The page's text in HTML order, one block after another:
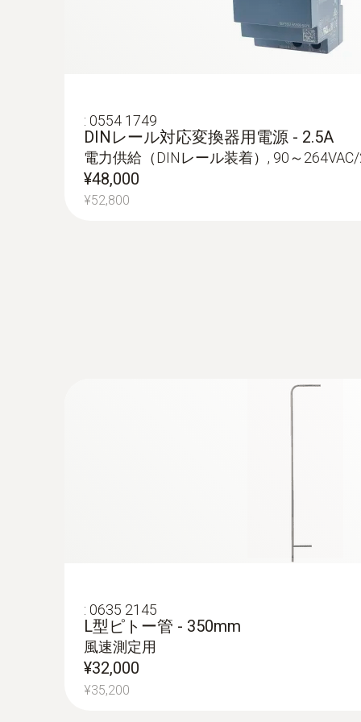
: 0554 1749
DINレール対応変換器用電源 - 2.5A
電力供給（DINレール装着）, 90～
¥48,000
¥52,800
: 0635 2145
L型ピトー管 - 350mm
風速測定用
¥32,000
¥35,200